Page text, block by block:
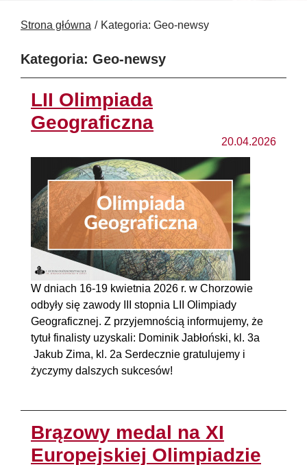
Strona główna Kategoria: Geo-newsy
Kategoria: Geo-newsy
LII Olimpiada
Geograficzna
20.04.2026
W dniach 16-19 kwietnia 2026 r. w Chorzowie
odbyły się zawody III stopnia LII Olimpiady
Geograficznej. Z przyjemnością informujemy, że
tytuł finalisty uzyskali: Dominik Jabłoński, kl. 3a
Jakub Zima, kl. 2a Serdecznie gratulujemy i
życzymy dalszych sukcesów!
Brązowy medal na XI
Europejskiej Olimpiadzie